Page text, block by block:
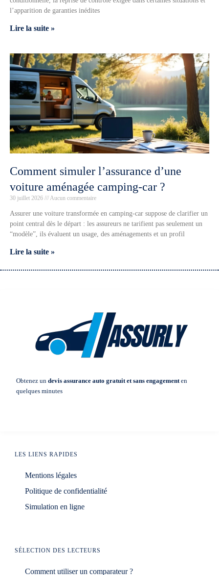
l’apparition de garanties inédites
Lire la suite »
Comment simuler l’assurance d’une
voiture aménagée camping-car ?
30 juillet 2026 Aucun commentaire
Assurer une voiture transformée en camping-car suppose de clarifier un
point central dès le départ : les assureurs ne tarifient pas seulement un
“modèle”, ils évaluent un usage, des aménagements et un profil
Lire la suite »
SÉLECTION DES LECTEURS
Comment utiliser un comparateur ?
LES LIENS RAPIDES
Mentions légales
Politique de confidentialité
Simulation en ligne
Obtenez un devis assurance auto gratuit et sans engagementen
quelques minutes